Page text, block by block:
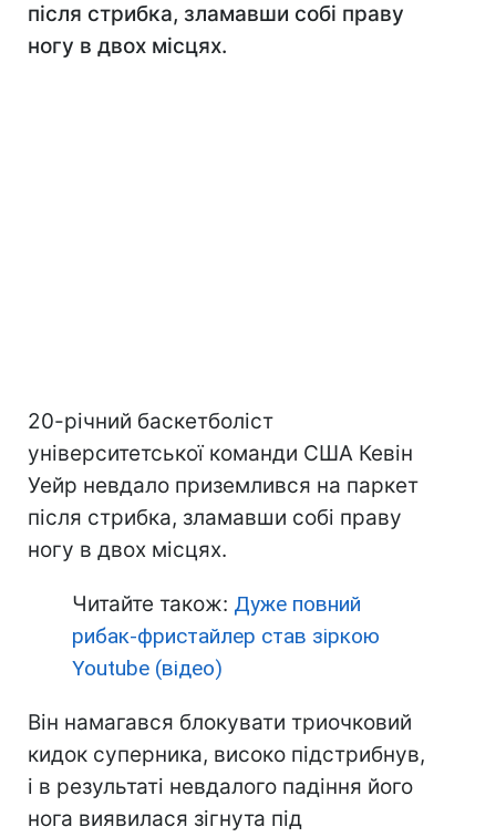
після стрибка, зламавши собі праву
ногу в двох місцях.
20-річний баскетболіст
університетської команди США Кевін
Уейр невдало приземлився на паркет
після стрибка, зламавши собі праву
ногу в двох місцях.
Читайте також: Дуже повний
рибак-фристайлер став зіркою
Youtube (відео)
Він намагався блокувати триочковий
кидок суперника, високо підстрибнув,
і в результаті невдалого падіння його
нога виявилася зігнута під